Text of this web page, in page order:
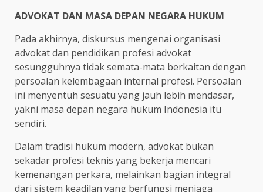
ADVOKAT DAN MASA DEPAN NEGARA HUKUM
Pada akhirnya, diskursus mengenai organisasi
advokat dan pendidikan profesi advokat
sesungguhnya tidak semata-mata berkaitan dengan
persoalan kelembagaan internal profesi. Persoalan
ini menyentuh sesuatu yang jauh lebih mendasar,
yakni masa depan negara hukum Indonesia itu
sendiri.
Dalam tradisi hukum modern, advokat bukan
sekadar profesi teknis yang bekerja mencari
kemenangan perkara, melainkan bagian integral
dari sistem keadilan yang berfungsi menjaga